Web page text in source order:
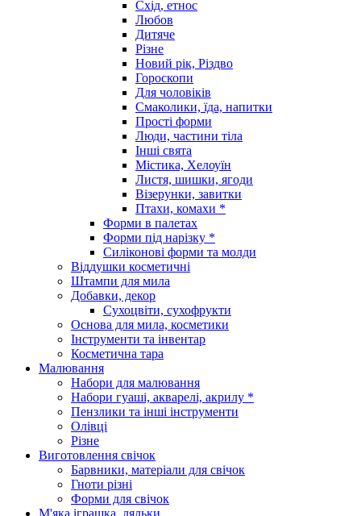
Схід, етнос
Любов
Дитяче
Різне
Новий рік, Різдво
Гороскопи
Для чоловіків
Смаколики, їда, напитки
Прості форми
Люди, частини тіла
Інші свята
Містика, Хелоуїн
Листя, шишки, ягоди
Візерунки, завитки
Птахи, комахи *
Форми в палетах
Форми під нарізку *
Силіконові форми та молди
Віддушки косметичні
Штампи для мила
Добавки, декор
Сухоцвіти, сухофрукти
Основа для мила, косметики
Інструменти та інвентар
Косметична тара
Малювання
Набори для малювання
Набори гуаші, акварелі, акрилу *
Пензлики та інші інструменти
Олівці
Різне
Виготовлення свічок
Барвники, матеріали для свічок
Гноти різні
Форми для свічок
М'яка іграшка, ляльки